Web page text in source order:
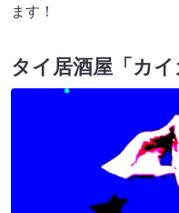
ます！
タイ居酒屋「カイ